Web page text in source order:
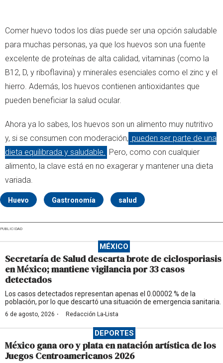
Comer huevo todos los días puede ser una opción saludable
para muchas personas, ya que los huevos son una fuente
excelente de proteínas de alta calidad, vitaminas (como la
B12, D, y riboflavina) y minerales esenciales como el zinc y el
hierro. Además, los huevos contienen antioxidantes que
pueden beneficiar la salud ocular.
Ahora ya lo sabes, los huevos son un alimento muy nutritivo
y, si se consumen con moderación, pueden ser parte de una
dieta equilibrada y saludable. Pero, como con cualquier
alimento, la clave está en no exagerar y mantener una dieta
variada.
Huevo Gastronomía salud
PUBLICIDAD
MÉXICO
Secretaría de Salud descarta brote de ciclosporiasis
en México; mantiene vigilancia por 33 casos
detectados
Los casos detectados representan apenas el 0.00002 % de la
población, por lo que descartó una situación de emergencia sanitaria.
6 de agosto, 2026 · Redacción La-Lista
DEPORTES
México gana oro y plata en natación artística de los
Juegos Centroamericanos 2026